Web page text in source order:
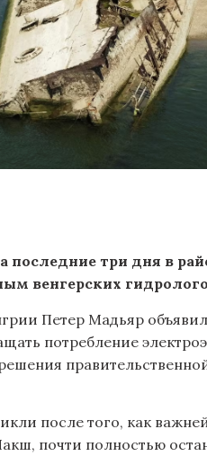
последние три дня в
венгерских
Петер Мадьяр
потребление
после того, как
почти полностью